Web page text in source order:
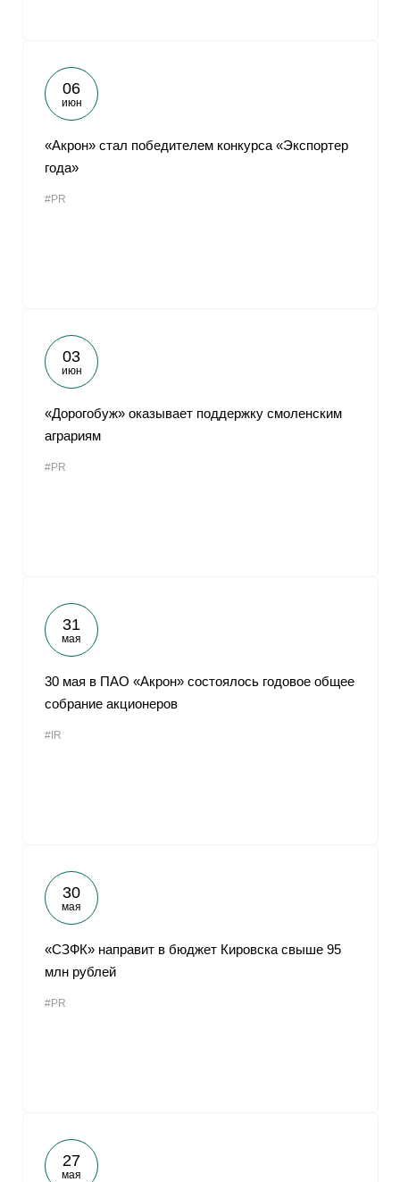
06
июн
«Акрон» стал победителем конкурса «Экспортер
года»
#PR
03
июн
«Дорогобуж» оказывает поддержку смоленским
аграриям
#PR
31
мая
30 мая в ПАО «Акрон» состоялось годовое общее
собрание акционеров
#IR
30
мая
«СЗФК» направит в бюджет Кировска свыше 95
млн рублей
#PR
27
мая